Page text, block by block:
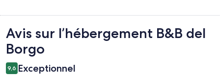
Avis
Avis sur l’hébergement B&B del
Borgo
9,6 Exceptionnel